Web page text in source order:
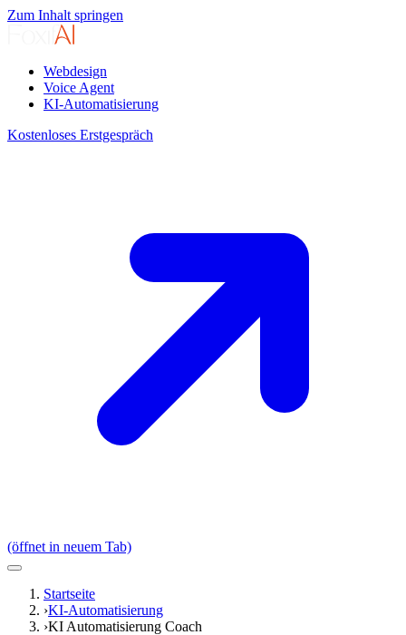
Zum Inhalt springen
Webdesign
Voice Agent
KI-Automatisierung
Kostenloses Erstgespräch
(öffnet in neuem Tab)
Startseite
›KI-Automatisierung
›KI Automatisierung Coach